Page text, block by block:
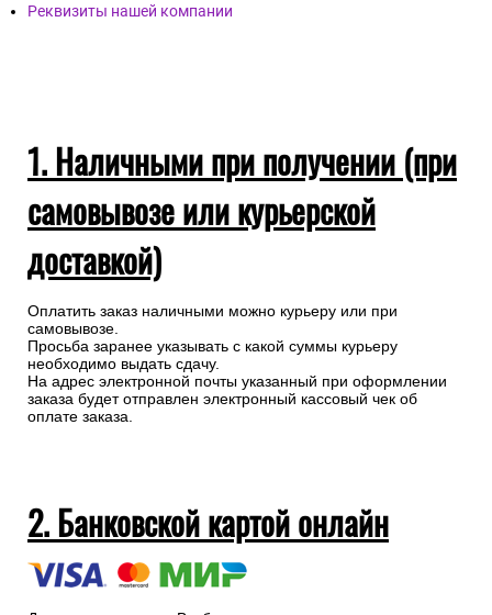
Реквизиты нашей компании
1. Наличными при получении (при
самовывозе или курьерской
доставкой)
Оплатить заказ наличными можно курьеру или при
самовывозе.
Просьба заранее указывать с какой суммы курьеру
необходимо выдать сдачу.
На адрес электронной почты указанный при оформлении
заказа будет отправлен электронный кассовый чек об
оплате заказа.
2. Банковской картой онлайн